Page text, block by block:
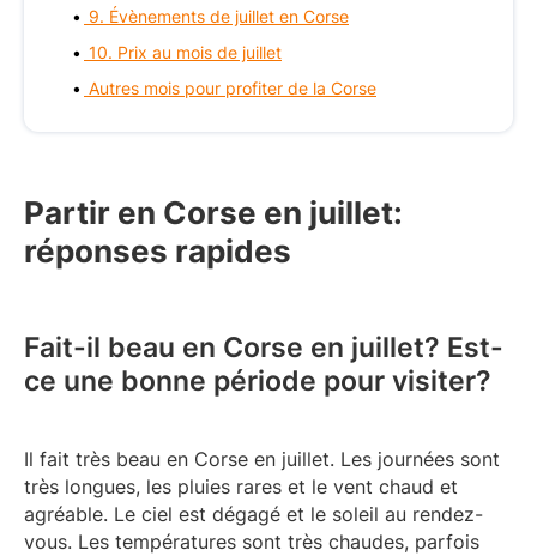
9. Évènements de juillet en Corse
10. Prix au mois de juillet
Autres mois pour profiter de la Corse
Partir en Corse en juillet:
réponses rapides
Fait-il beau en Corse en juillet? Est-
ce une bonne période pour visiter?
Il fait très beau en Corse en juillet. Les journées sont
très longues, les pluies rares et le vent chaud et
agréable. Le ciel est dégagé et le soleil au rendez-
vous. Les températures sont très chaudes, parfois